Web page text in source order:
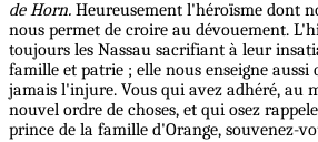
de Horn. Heureusement l'héroïsme dont
nous permet de croire au dévouement.
toujours les Nassau sacrifiant à leur
famille et patrie ; elle nous enseigne
jamais l'injure. Vous qui avez adhéré, au
nouvel ordre de choses, et qui osez
prince de la famille d'Orange, souvenez-